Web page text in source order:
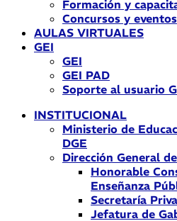
Formación y
Concursos y eventos
AULAS VIRTUALES
GEI
GEI
GEI PAD
Soporte al usuario
INSTITUCIONAL
Ministerio de
DGE
Dirección General
Honorable
Enseñanza
Secretaría
Jefatura de